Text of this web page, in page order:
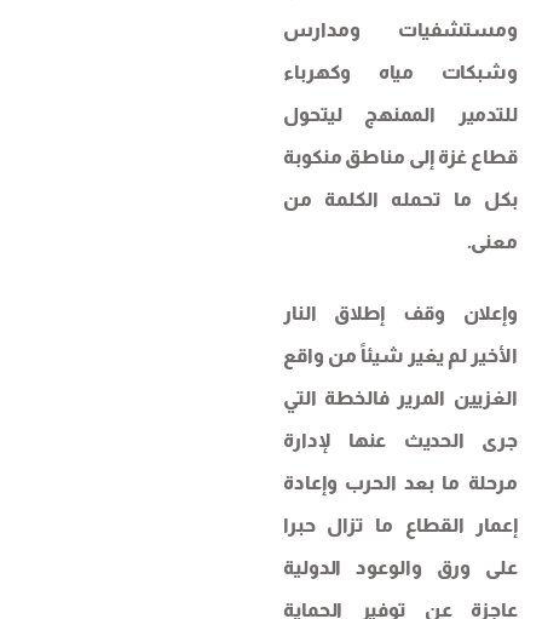
ومستشفيات ومدارس
وشبكات مياه وكهرباء
للتدمير الممنهج ليتحول
قطاع غزة إلى مناطق منكوبة
بكل ما تحمله الكلمة من
معنى.
وإعلان وقف إطلاق النار
الأخير لم يغير شيئاً من واقع
الغزيين المرير فالخطة التي
جرى الحديث عنها لإدارة
مرحلة ما بعد الحرب وإعادة
إعمار القطاع ما تزال حبرا
على ورق والوعود الدولية
عاجزة عن توفير الحماية